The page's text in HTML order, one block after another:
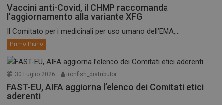
Vaccini anti-Covid, il CHMP raccomanda
l’aggiornamento alla variante XFG
Il Comitato per i medicinali per uso umano dell’EMA,...
Primo Piano
30 Luglio 2026 ironfish_distributor
FAST-EU, AIFA aggiorna l’elenco dei Comitati etici
aderenti